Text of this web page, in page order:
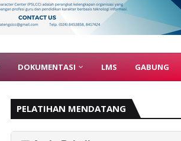
DOKUMENTASI LMS GABUNG
PELATIHAN MENDATANG